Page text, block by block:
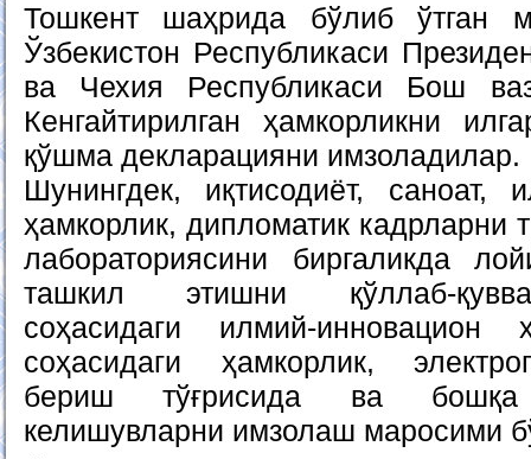
Тошкент шаҳрида бўлиб ўтган
Ўзбекистон Республикаси
ва Чехия Республикаси Бош
Кенгайтирилган ҳамкорликни
қўшма декларацияни имзоладилар.
Шунингдек, иқтисодиёт, саноат,
ҳамкорлик, дипломатик кадрларни
лабораториясини биргаликда
ташкил этишни қўллаб-
соҳасидаги илмий-инновацион
соҳасидаги ҳамкорлик,
бериш тўғрисида ва
келишувларни имзолаш маросими